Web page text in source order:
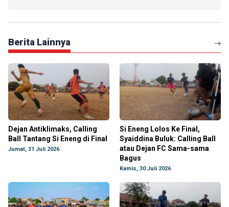
Berita Lainnya
Dejan Antiklimaks, Calling
Ball Tantang Si Eneng di Final
Jumat, 31 Juli 2026
Si Eneng Lolos Ke Final,
Syaiddina Buluk: Calling Ball
atau Dejan FC Sama-sama
Bagus
Kamis, 30 Juli 2026